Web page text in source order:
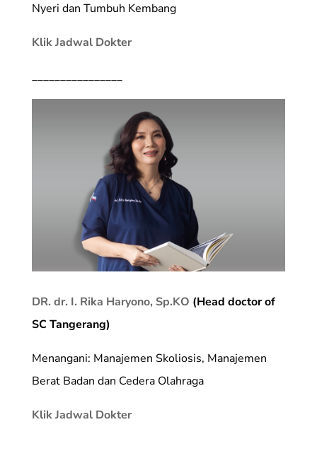
Nyeri dan Tumbuh Kembang
Klik Jadwal Dokter
________________
DR. dr. I. Rika Haryono, Sp.KO (Head doctor of
SC Tangerang)
Menangani: Manajemen Skoliosis, Manajemen
Berat Badan dan Cedera Olahraga
Klik Jadwal Dokter